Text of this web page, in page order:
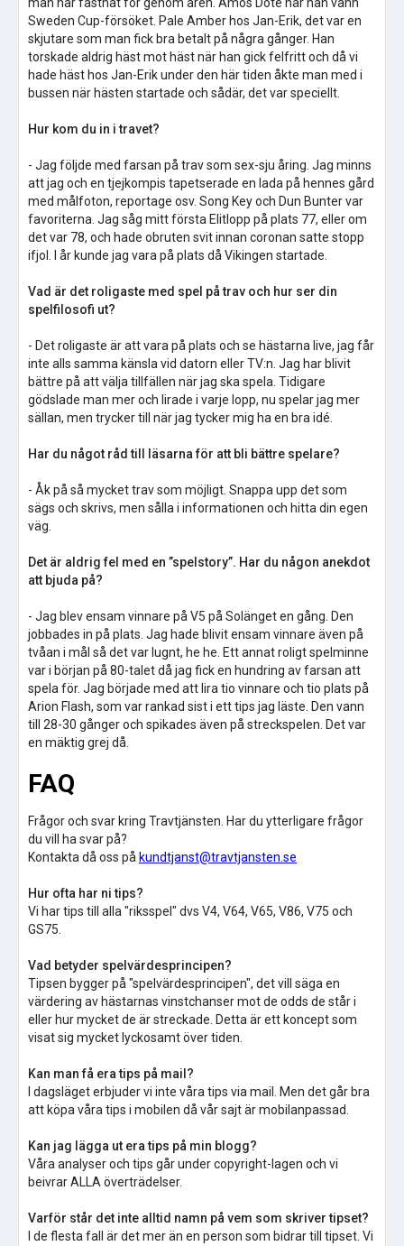
Sweden Cup-försöket. Pale Amber hos Jan-Erik, det var en
skjutare som man fick bra betalt på några gånger. Han
torskade aldrig häst mot häst när han gick felfritt och då vi
hade häst hos Jan-Erik under den här tiden åkte man med i
bussen när hästen startade och sådär, det var speciellt.
Hur kom du in i travet?
- Jag följde med farsan på trav som sex-sju åring. Jag minns
att jag och en tjejkompis tapetserade en lada på hennes gård
med målfoton, reportage osv. Song Key och Dun Bunter var
favoriterna. Jag såg mitt första Elitlopp på plats 77, eller om
det var 78, och hade obruten svit innan coronan satte stopp
ifjol. I år kunde jag vara på plats då Vikingen startade.
Vad är det roligaste med spel på trav och hur ser din
spelfilosofi ut?
- Det roligaste är att vara på plats och se hästarna live, jag får
inte alls samma känsla vid datorn eller TV:n. Jag har blivit
bättre på att välja tillfällen när jag ska spela. Tidigare
gödslade man mer och lirade i varje lopp, nu spelar jag mer
sällan, men trycker till när jag tycker mig ha en bra idé.
Har du något råd till läsarna för att bli bättre spelare?
- Åk på så mycket trav som möjligt. Snappa upp det som
sägs och skrivs, men sålla i informationen och hitta din egen
väg.
Det är aldrig fel med en ”spelstory”. Har du någon anekdot
att bjuda på?
- Jag blev ensam vinnare på V5 på Solänget en gång. Den
jobbades in på plats. Jag hade blivit ensam vinnare även på
tvåan i mål så det var lugnt, he he. Ett annat roligt spelminne
var i början på 80-talet då jag fick en hundring av farsan att
spela för. Jag började med att lira tio vinnare och tio plats på
Arion Flash, som var rankad sist i ett tips jag läste. Den vann
till 28-30 gånger och spikades även på streckspelen. Det var
en mäktig grej då.
FAQ
Frågor och svar kring Travtjänsten. Har du ytterligare frågor
du vill ha svar på?
Kontakta då oss på kundtjanst@travtjansten.se
Hur ofta har ni tips?
Vi har tips till alla "riksspel" dvs V4, V64, V65, V86, V75 och
GS75.
Vad betyder spelvärdesprincipen?
Tipsen bygger på "spelvärdesprincipen", det vill säga en
värdering av hästarnas vinstchanser mot de odds de står i
eller hur mycket de är streckade. Detta är ett koncept som
visat sig mycket lyckosamt över tiden.
Kan man få era tips på mail?
I dagsläget erbjuder vi inte våra tips via mail. Men det går bra
att köpa våra tips i mobilen då vår sajt är mobilanpassad.
Kan jag lägga ut era tips på min blogg?
Våra analyser och tips går under copyright-lagen och vi
beivrar ALLA överträdelser.
Varför står det inte alltid namn på vem som skriver tipset?
I de flesta fall är det mer än en person som bidrar till tipset. Vi